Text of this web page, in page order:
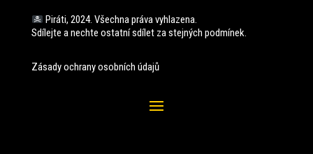
Piráti, 2024. Všechna práva vyhlazena.
Sdílejte a nechte ostatní sdílet za stejných podmínek.
Zásady ochrany osobních údajů